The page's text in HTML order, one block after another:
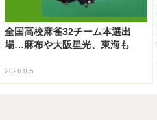
全国高校麻雀32チーム本選出
場…麻布や大阪星光、東海も
2026.8.5